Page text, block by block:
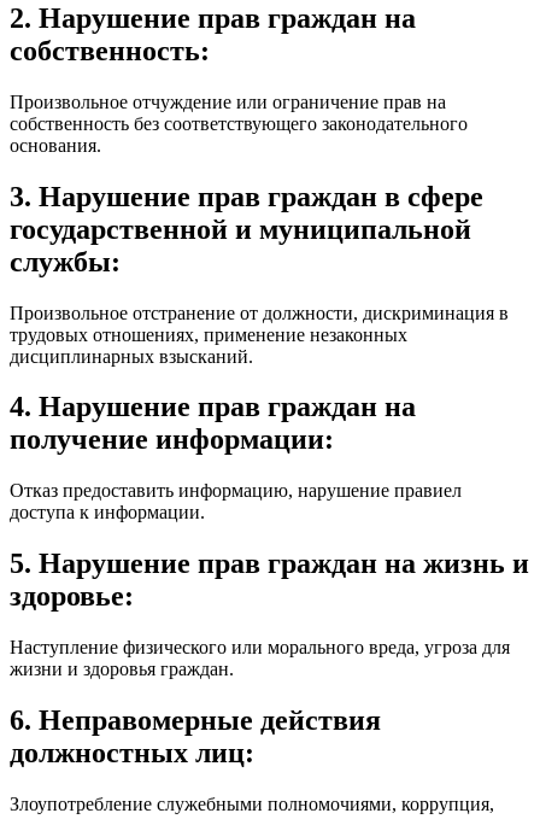
2. Нарушение прав граждан на
собственность:
Произвольное отчуждение или ограничение прав на
собственность без соответствующего законодательного
основания.
3. Нарушение прав граждан в сфере
государственной и муниципальной
службы:
Произвольное отстранение от должности, дискриминация в
трудовых отношениях, применение незаконных
дисциплинарных взысканий.
4. Нарушение прав граждан на
получение информации:
Отказ предоставить информацию, нарушение правиел
доступа к информации.
5. Нарушение прав граждан на жизнь и
здоровье:
Наступление физического или морального вреда, угроза для
жизни и здоровья граждан.
6. Неправомерные действия
должностных лиц:
Злоупотребление служебными полномочиями, коррупция,